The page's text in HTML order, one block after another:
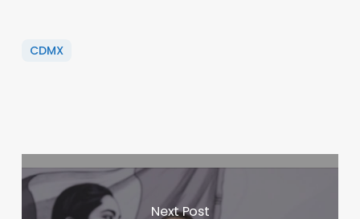
CDMX
Next Post